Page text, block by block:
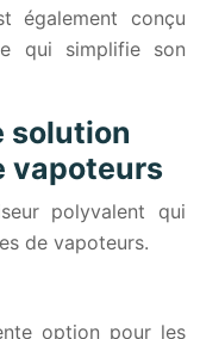
également conçu
qui simplifie son
solution
vapoteurs
polyvalent qui
de vapoteurs.
option pour les